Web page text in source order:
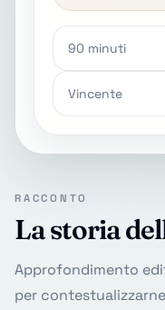
90 minuti
Vincente
RACCONTO
La storia
Approfondimento
per